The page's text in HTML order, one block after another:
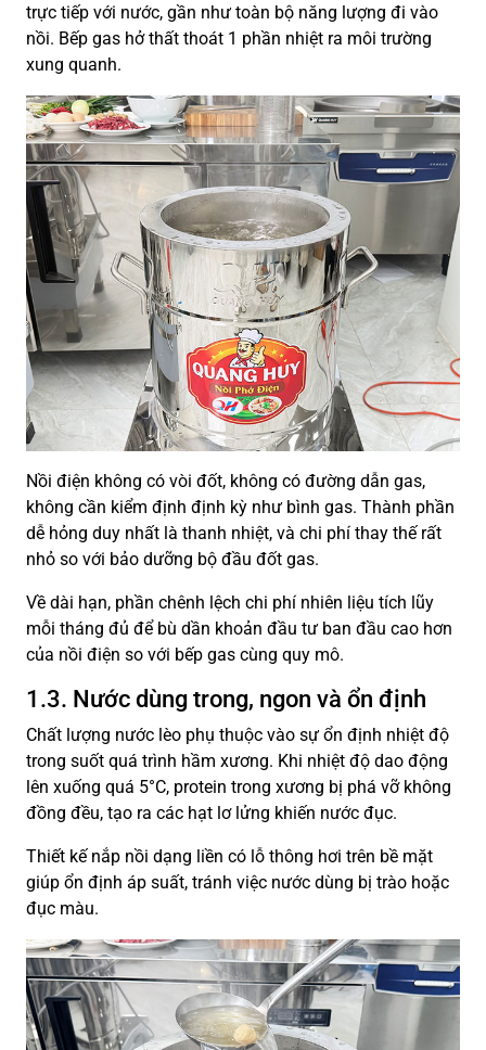
trực tiếp với nước, gần như toàn bộ năng lượng đi vào
nồi. Bếp gas hở thất thoát 1 phần nhiệt ra môi trường
xung quanh.
Nồi điện không có vòi đốt, không có đường dẫn gas,
không cần kiểm định định kỳ như bình gas. Thành phần
dễ hỏng duy nhất là thanh nhiệt, và chi phí thay thế rất
nhỏ so với bảo dưỡng bộ đầu đốt gas.
Về dài hạn, phần chênh lệch chi phí nhiên liệu tích lũy
mỗi tháng đủ để bù dần khoản đầu tư ban đầu cao hơn
của nồi điện so với bếp gas cùng quy mô.
1.3. Nước dùng trong, ngon và ổn định
Chất lượng nước lèo phụ thuộc vào sự ổn định nhiệt độ
trong suốt quá trình hầm xương. Khi nhiệt độ dao động
lên xuống quá 5°C, protein trong xương bị phá vỡ không
đồng đều, tạo ra các hạt lơ lửng khiến nước đục.
Thiết kế nắp nồi dạng liền có lỗ thông hơi trên bề mặt
giúp ổn định áp suất, tránh việc nước dùng bị trào hoặc
đục màu.